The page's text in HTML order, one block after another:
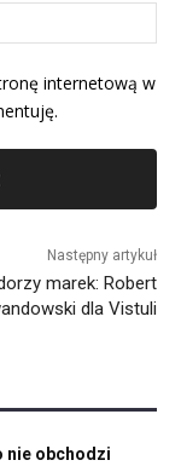
internetową w
Następny artykuł
marek: Robert
dla Vistuli
nie obchodzi